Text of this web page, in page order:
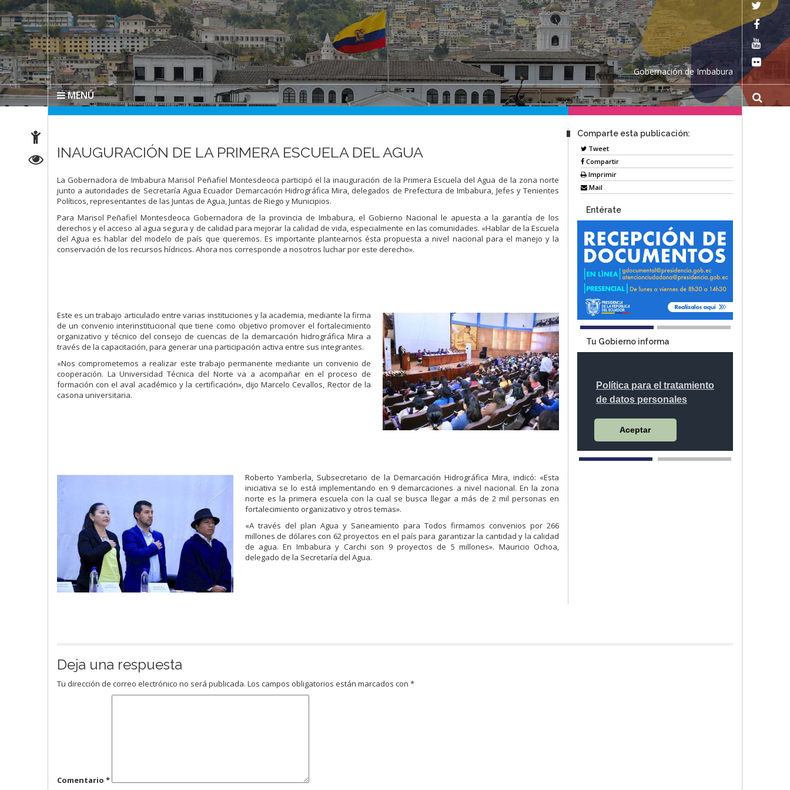
Gobernación de Imbabura
MENÚ
INAUGURACIÓN DE LA PRIMERA ESCUELA DEL AGUA
La Gobernadora de Imbabura Marisol Peñafiel Montesdeoca participó el la inauguración de la Primera Escuela del Agua de la zona norte
junto a autoridades de Secretaría Agua Ecuador Demarcación Hidrográfica Mira, delegados de Prefectura de Imbabura, Jefes y Tenientes
Políticos, representantes de las Juntas de Agua, Juntas de Riego y Municipios.
Para Marisol Peñafiel Montesdeoca Gobernadora de la provincia de Imbabura, el Gobierno Nacional le apuesta a la garantía de los
derechos y el acceso al agua segura y de calidad para mejorar la calidad de vida, especialmente en las comunidades. «Hablar de la Escuela
del Agua es hablar del modelo de país que queremos. Es importante plantearnos ésta propuesta a nivel nacional para el manejo y la
conservación de los recursos hídricos. Ahora nos corresponde a nosotros luchar por este derecho».
Este es un trabajo articulado entre varias instituciones y la academia, mediante la firma
de un convenio interinstitucional que tiene como objetivo promover el fortalecimiento
organizativo y técnico del consejo de cuencas de la demarcación hidrográfica Mira a
través de la capacitación, para generar una participación activa entre sus integrantes.
«Nos comprometemos a realizar este trabajo permanente mediante un convenio de
cooperación. La Universidad Técnica del Norte va a acompañar en el proceso de
formación con el aval académico y la certificación», dijo Marcelo Cevallos, Rector de la
casona universitaria.
Roberto Yamberla, Subsecretario de la Demarcación Hidrográfica Mira, indicó: «Esta
iniciativa se lo está implementando en 9 demarcaciones a nivel nacional. En la zona
norte es la primera escuela con la cual se busca llegar a más de 2 mil personas en
fortalecimiento organizativo y otros temas».
«A través del plan Agua y Saneamiento para Todos firmamos convenios por 266
millones de dólares con 62 proyectos en el país para garantizar la cantidad y la calidad
de agua. En Imbabura y Carchi son 9 proyectos de 5 millones». Mauricio Ochoa,
delegado de la Secretaría del Agua.
Comparte esta publicación:
Tweet
Compartir
Imprimir
Mail
Entérate
Tu Gobierno informa
Deja una respuesta
Tu dirección de correo electrónico no será publicada. Los campos obligatorios están marcados con *
Comentario *